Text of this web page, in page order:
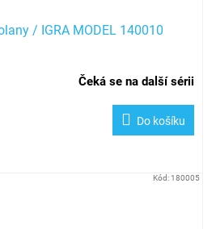
/ IGRA MODEL 140010
Čeká se na další sérii
Do košíku
Kód: 180005